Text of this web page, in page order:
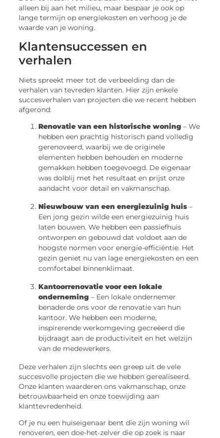
alleen bij aan het milieu, maar bespaar je ook op
lange termijn op energiekosten en verhoog je de
waarde van je woning.
Klantensuccessen en
verhalen
Niets spreekt meer tot de verbeelding dan de
verhalen van tevreden klanten. Hier zijn enkele
succesverhalen van projecten die we recent hebben
afgerond:
Renovatie van een historische woning – We
hebben een prachtig historisch pand volledig
gerenoveerd, waarbij we de originele
elementen hebben behouden en moderne
gemakken hebben toegevoegd. De eigenaar
was dolblij met het resultaat en prijst onze
aandacht voor detail en vakmanschap.
Nieuwbouw van een energiezuinig huis –
Een jong gezin wilde een energiezuinig huis
laten bouwen. We hebben een passiefhuis
ontworpen en gebouwd dat voldoet aan de
hoogste normen voor energie-efficiëntie. Het
gezin geniet nu van lage energiekosten en een
comfortabel binnenklimaat.
Kantoorrenovatie voor een lokale
onderneming – Een lokale ondernemer
benaderde ons voor de renovatie van hun
kantoor. We hebben een moderne,
inspirerende werkomgeving gecreëerd die
bijdraagt aan de productiviteit en het welzijn
van de medewerkers.
Deze verhalen zijn slechts een greep uit de vele
succesvolle projecten die we hebben gerealiseerd.
Onze klanten waarderen ons vakmanschap, onze
betrouwbaarheid en onze toewijding aan
klanttevredenheid.
Of je nu een huiseigenaar bent die zijn woning wil
renoveren, een doe-het-zelver die op zoek is naar